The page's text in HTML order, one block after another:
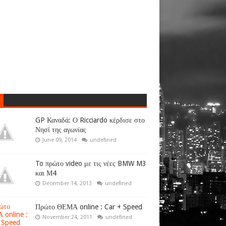
GP Καναδά: Ο Ricciardo κέρδισε στο
Νησί της αγωνίας
June 09, 2014 undefined
To πρώτο video με τις νέες BMW M3
και Μ4
December 14, 2013 undefined
Πρώτο ΘΕΜΑ online : Car + Speed
November 24, 2011 undefined